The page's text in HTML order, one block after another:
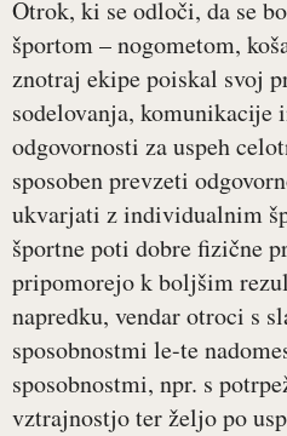
Otrok, ki se odloči, da se
športom – nogometom,
znotraj ekipe poiskal svoj
sodelovanja, komunikacije
odgovornosti za uspeh
sposoben prevzeti
ukvarjati z individualnim
športne poti dobre fizične
pripomorejo k boljšim
napredku, vendar otroci s
sposobnostmi le-te
sposobnostmi, npr. s
vztrajnostjo ter željo po